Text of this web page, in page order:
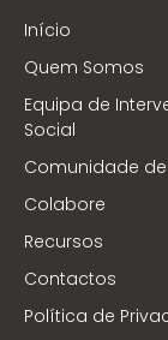
Início
Quem Somos
Equipa de
Social
Comunidade
Colabore
Recursos
Contactos
Política de